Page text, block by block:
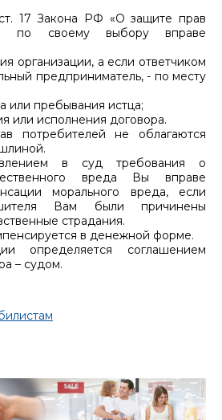
17 Закона РФ «О защите прав
по своему выбору вправе
организации, а если ответчиком
предприниматель, - по месту
или пребывания истца;
или исполнения договора.
потребителей не облагаются
в суд требования о
вреда Вы вправе
морального вреда, если
Вам были причинены
страдания.
в денежной форме.
определяется соглашением
– судом.